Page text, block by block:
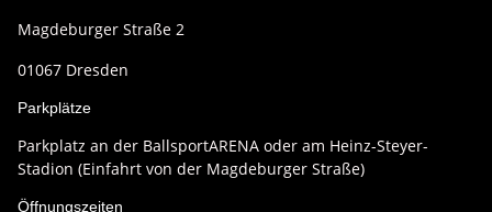
Magdeburger Straße 2
01067 Dresden
Parkplätze
Parkplatz an der BallsportARENA oder am Heinz-Steyer-
Stadion (Einfahrt von der Magdeburger Straße)
Öffnungszeiten